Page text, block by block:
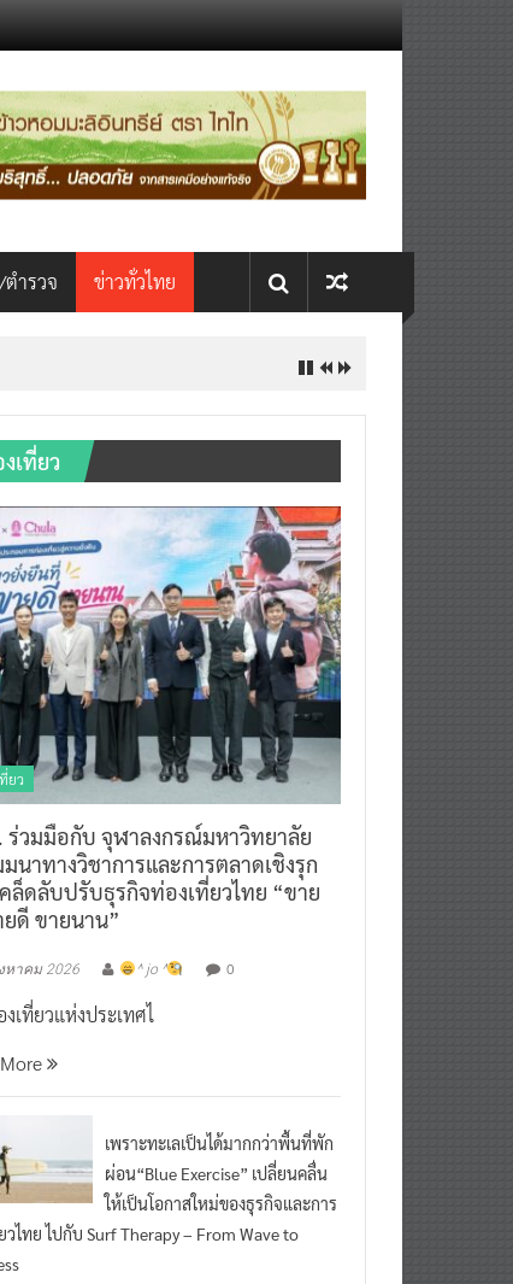
ำรวจ ข่าวทั่วไทย
เที่ยว
ยว
วมมือกับ จุฬาลงกรณ์มหาวิทยาลัย
นาทางวิชาการและการตลาดเชิงรุก
ล็ดลับปรับธุรกิจท่องเที่ยวไทย “ขาย
ยดี ขายนาน”
หาคม 2026 ^ jo ^ 0
งเที่ยวแห่งประเทศไ
เพราะทะเลเป็นได้มากกว่าพื้นที่พัก
ผ่อน“Blue Exercise” เปลี่ยนคลื่น
ให้เป็นโอกาสใหม่ของธุรกิจและการ
วไทย ไปกับ Surf Therapy – From Wave to